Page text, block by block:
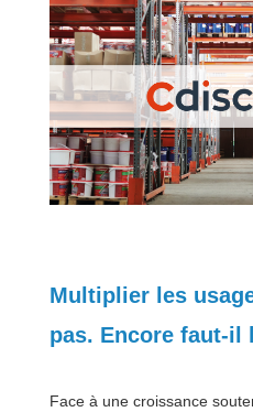
Multiplier les
pas. Encore faut-il
Face à une croissance